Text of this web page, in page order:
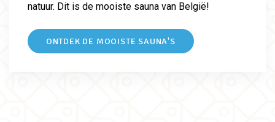
natuur. Dit is de mooiste sauna van België!
ONTDEK DE MOOISTE SAUNA'S